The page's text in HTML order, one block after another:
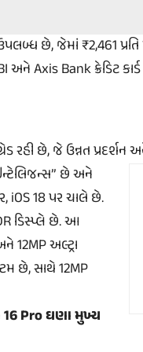
છે, જેમાં ₹2,461 પ્રતિ
અને Axis Bank ક્રેડિટ
રહી છે, જે ઉન્નત પ્રદર્શન
છે અને
iOS 18 પર ચાલે છે.
ડિસ્પ્લે છે. આ
અલ્ટ્રા
છે, સાથે 12MP
16 Pro ઘણા મુખ્ય